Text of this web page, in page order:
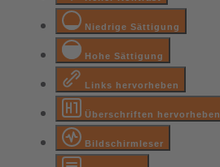
Niedrige Sättigung
Hohe Sättigung
Links hervorheben
Überschriften hervorheben
Bildschirmleser